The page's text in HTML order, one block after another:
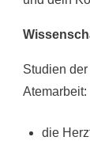
Studien der
Atemarbeit:
die